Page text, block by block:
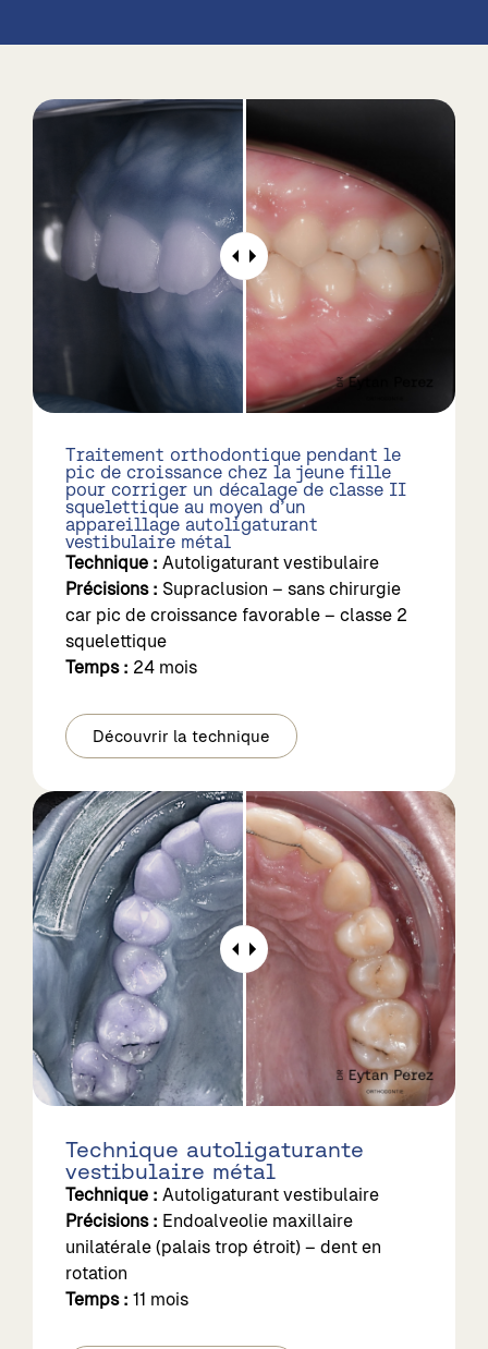
Traitement orthodontique pendant le
pic de croissance chez la jeune fille
pour corriger un décalage de classe II
squelettique au moyen d’un
appareillage autoligaturant
vestibulaire métal
Technique : Autoligaturant vestibulaire
Précisions : Supraclusion – sans chirurgie
car pic de croissance favorable – classe 2
squelettique
Temps : 24 mois
Découvrir la technique
Technique autoligaturante
vestibulaire métal
Technique : Autoligaturant vestibulaire
Précisions : Endoalveolie maxillaire
unilatérale (palais trop étroit) – dent en
rotation
Temps : 11 mois